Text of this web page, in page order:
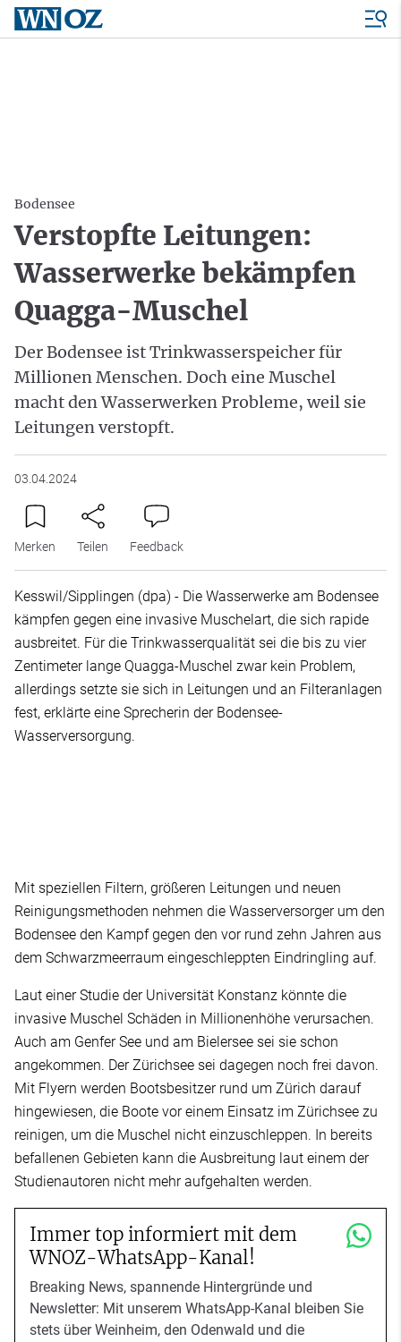
Bodensee
Verstopfte Leitungen:
Wasserwerke bekämpfen
Quagga-Muschel
Der Bodensee ist Trinkwasserspeicher für
Millionen Menschen. Doch eine Muschel
macht den Wasserwerken Probleme, weil sie
Leitungen verstopft.
03.04.2024
Merken Teilen Feedback
Kesswil/Sipplingen (dpa) - Die Wasserwerke am Bodensee
kämpfen gegen eine invasive Muschelart, die sich rapide
ausbreitet. Für die Trinkwasserqualität sei die bis zu vier
Zentimeter lange Quagga-Muschel zwar kein Problem,
allerdings setzte sie sich in Leitungen und an Filteranlagen
fest, erklärte eine Sprecherin der Bodensee-
Wasserversorgung.
Mit speziellen Filtern, größeren Leitungen und neuen
Reinigungsmethoden nehmen die Wasserversorger um den
Bodensee den Kampf gegen den vor rund zehn Jahren aus
dem Schwarzmeerraum eingeschleppten Eindringling auf.
Laut einer Studie der Universität Konstanz könnte die
invasive Muschel Schäden in Millionenhöhe verursachen.
Auch am Genfer See und am Bielersee sei sie schon
angekommen. Der Zürichsee sei dagegen noch frei davon.
Mit Flyern werden Bootsbesitzer rund um Zürich darauf
hingewiesen, die Boote vor einem Einsatz im Zürichsee zu
reinigen, um die Muschel nicht einzuschleppen. In bereits
befallenen Gebieten kann die Ausbreitung laut einem der
Studienautoren nicht mehr aufgehalten werden.
Immer top informiert mit dem
WNOZ-WhatsApp-Kanal!
Breaking News, spannende Hintergründe und
Newsletter: Mit unserem WhatsApp-Kanal bleiben Sie
stets über Weinheim, den Odenwald und die